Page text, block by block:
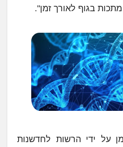
בגוף לאורך זמן".
על ידי הרשות לחדשנות